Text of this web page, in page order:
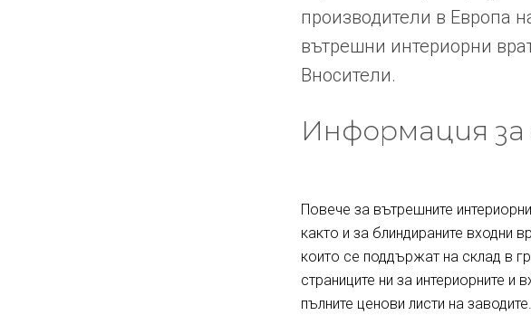
производители в Европа
вътрешни интериорни
Вносители.
Информация
Повече за вътрешните
както и за блиндираните входни
които се поддържат на склад в
страниците ни за интериорните и
пълните ценови листи на заводите.